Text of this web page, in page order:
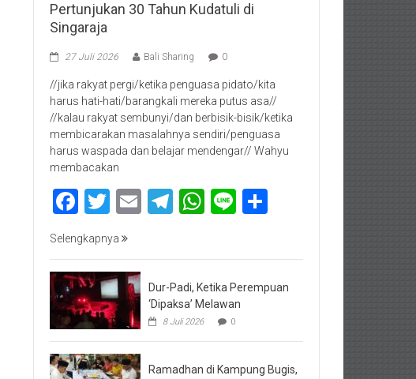
Pertunjukan 30 Tahun Kudatuli di
Singaraja
27 Juli 2026 Bali Sharing 0
//jika rakyat pergi/ketika penguasa pidato/kita
harus hati-hati/barangkali mereka putus asa//
//kalau rakyat sembunyi/dan berbisik-bisik/ketika
membicarakan masalahnya sendiri/penguasa
harus waspada dan belajar mendengar// Wahyu
membacakan
Facebook
Twitter
EmailTelegram
WhatsApp
Line
Selengkapnya
Dur-Padi, Ketika Perempuan
‘Dipaksa’ Melawan
8 Juli 2026 0
Ramadhan di Kampung Bugis,